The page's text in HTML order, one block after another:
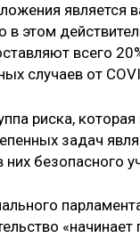
является
в этом
всего
случаев от
риска,
задач
безопасного